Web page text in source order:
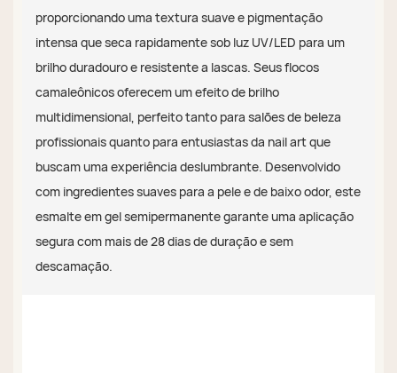
proporcionando uma textura suave e pigmentação
intensa que seca rapidamente sob luz UV/LED para um
brilho duradouro e resistente a lascas. Seus flocos
camaleônicos oferecem um efeito de brilho
multidimensional, perfeito tanto para salões de beleza
profissionais quanto para entusiastas da nail art que
buscam uma experiência deslumbrante. Desenvolvido
com ingredientes suaves para a pele e de baixo odor, este
esmalte em gel semipermanente garante uma aplicação
segura com mais de 28 dias de duração e sem
descamação.